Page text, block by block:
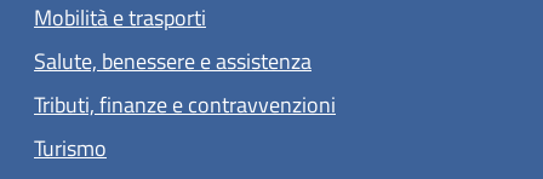
Mobilità e trasporti
Salute, benessere e assistenza
Tributi, finanze e contravvenzioni
Turismo